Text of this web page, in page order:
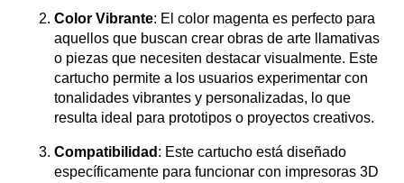
Color Vibrante: El color magenta es perfecto para
aquellos que buscan crear obras de arte llamativas
o piezas que necesiten destacar visualmente. Este
cartucho permite a los usuarios experimentar con
tonalidades vibrantes y personalizadas, lo que
resulta ideal para prototipos o proyectos creativos.
Compatibilidad : Este cartucho está diseñado
específicamente para funcionar con impresoras 3D